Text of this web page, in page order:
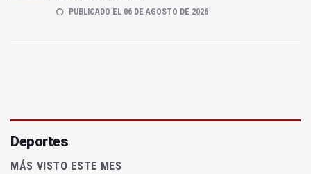
PUBLICADO EL 06 DE AGOSTO DE 2026
Deportes
MÁS VISTO ESTE MES